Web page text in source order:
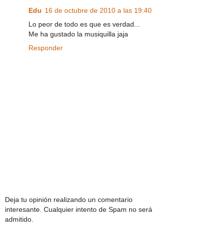
Edu 16 de octubre de 2010 a las 19:40
Lo peor de todo es que es verdad...
Me ha gustado la musiquilla jaja
Responder
Deja tu opinión realizando un comentario
interesante. Cualquier intento de Spam no será
admitido.